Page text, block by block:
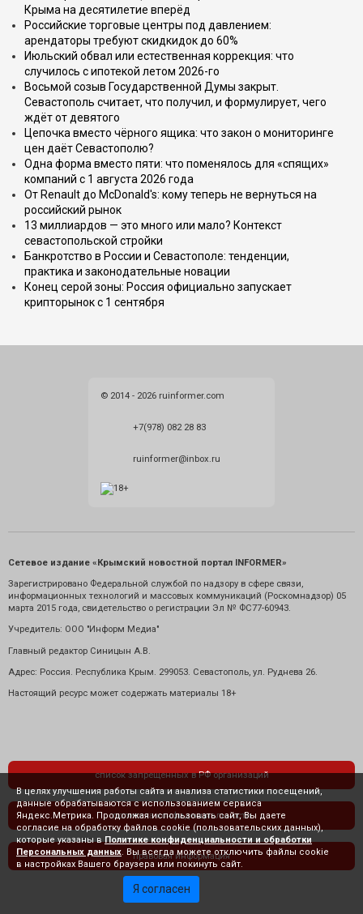
Крыма на десятилетие вперёд
Российские торговые центры под давлением:
арендаторы требуют скидкидок до 60%
Июльский обвал или естественная коррекция: что
случилось с ипотекой летом 2026-го
Восьмой созыв Государственной Думы закрыт.
Севастополь считает, что получил, и формулирует, чего
ждёт от девятого
Цепочка вместо чёрного ящика: что закон о мониторинге
цен даёт Севастополю?
Одна форма вместо пяти: что поменялось для «спящих»
компаний с 1 августа 2026 года
От Renault до McDonald's: кому теперь не вернуться на
российский рынок
13 миллиардов — это много или мало? Контекст
севастопольской стройки
Банкротство в России и Севастополе: тенденции,
практика и законодательные новации
Конец серой зоны: Россия официально запускает
крипторынок с 1 сентября
© 2014 - 2026 ruinformer.com
+7(978) 082 28 83
ruinformer@inbox.ru
Сетевое издание «Крымский новостной портал INFORMER»
Зарегистрировано Федеральной службой по надзору в сфере связи,
информационных технологий и массовых коммуникаций (Роскомнадзор) 05
марта 2015 года, свидетельство о регистрации Эл № ФС77-60943.
Учредитель: ООО "Информ Медиа"
Главный редактор Синицын А.В.
Адрес: Россия. Республика Крым. 299053. Севастополь, ул. Руднева 26.
Настоящий ресурс может содержать материалы 18+
список запрещенных в РФ организаций
политика конфиденциальности
правовая информация
В целях улучшения работы сайта и анализа статистики посещений,
данные обрабатываются с использованием сервиса
Яндекс.Метрика. Продолжая использовать сайт, Вы даете
согласие на обработку файлов cookie (пользовательских данных),
которые указаны в Политике конфиденциальности и обработки
Персональных данных . Вы всегда можете отключить файлы cookie
в настройках Вашего браузера или покинуть сайт.
Я согласен